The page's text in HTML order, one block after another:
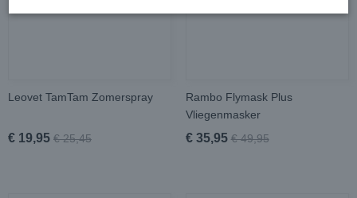
Leovet TamTam Zomerspray
€ 19,95 € 25,45
Rambo Flymask Plus
Vliegenmasker
€ 35,95 € 49,95